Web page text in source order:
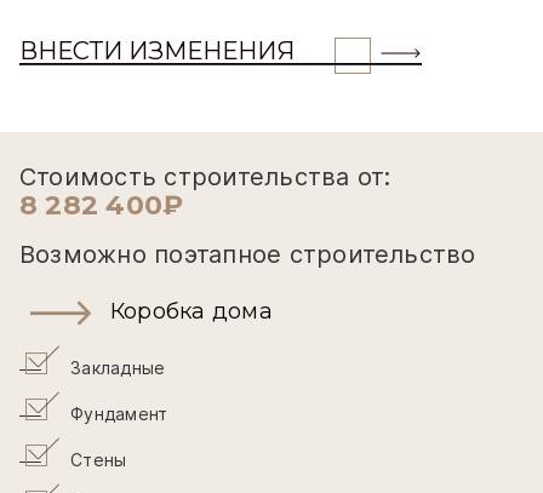
ВНЕСТИ ИЗМЕНЕНИЯ
Стоимость строительства от:
8 282 400₽
Возможно поэтапное строительство
Коробка дома
Закладные
Фундамент
Стены